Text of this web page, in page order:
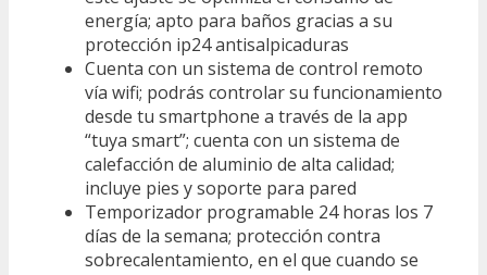
energía; apto para baños gracias a su
protección ip24 antisalpicaduras
Cuenta con un sistema de control remoto
vía wifi; podrás controlar su funcionamiento
desde tu smartphone a través de la app
“tuya smart”; cuenta con un sistema de
calefacción de aluminio de alta calidad;
incluye pies y soporte para pared
Temporizador programable 24 horas los 7
días de la semana; protección contra
sobrecalentamiento, en el que cuando se